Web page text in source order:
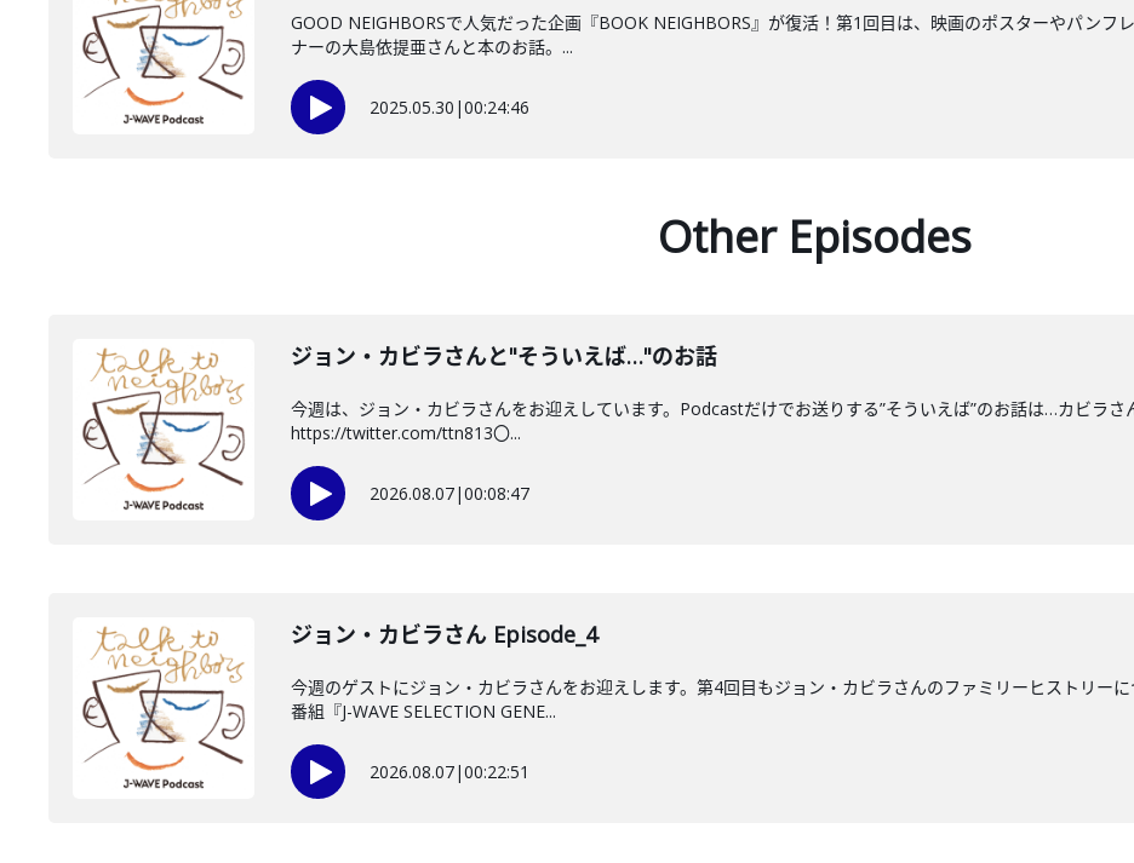
GOOD NEIGHBORSで人気だった企画『BOOK NEIGHBORS』が復活！第1回目は、映画のポスターやパンフ
ナーの大島依提亜さんと本のお話。...
2025.05.30 |00:24:46
Other Episodes
ジョン・カビラさんと"そういえば…"のお話
今週は、ジョン・カビラさんをお迎えしています。Podcastだけでお送りする”そういえば”のお話は…カビラさ
https://twitter.com/ttn813〇...
2026.08.07|00:08:47
ジョン・カビラさん Episode_4
今週のゲストにジョン・カビラさんをお迎えします。第4回目もジョン・カビラさんのファミリーヒストリー
番組『J-WAVE SELECTION GENE...
2026.08.07|00:22:51